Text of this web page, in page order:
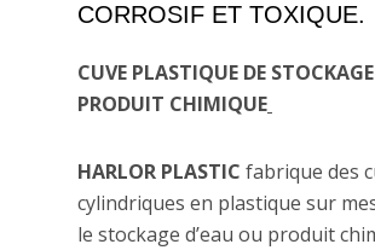
CORROSIF ET TOXIQUE.
CUVE PLASTIQUE DE
PRODUIT CHIMIQUE
HARLOR PLASTIC fabrique des
cylindriques en plastique sur
le stockage d’eau ou produit